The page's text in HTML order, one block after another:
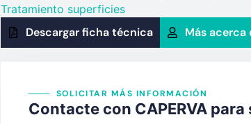
Tratamiento superficies
Descargar ficha técnica Más acerca
SOLICITAR MÁS INFORMACIÓN
Contacte con CAPERVA